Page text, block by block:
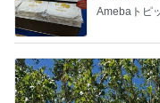
Amebaトピ